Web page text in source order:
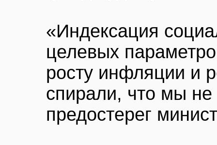
«Индексация
целевых
росту инфляции и
спирали, что мы
предостерег